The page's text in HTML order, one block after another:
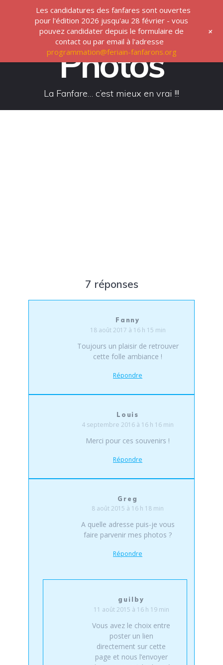
au
contenu
Photos
La Fanfare… c’est mieux en vrai !!!
7 réponses
Fanny
18 août 2017 à 16 h 15 min
Toujours un plaisir de retrouver
cette folle ambiance !
Répondre
Louis
4 septembre 2016 à 16 h 16 min
Merci pour ces souvenirs !
Répondre
Greg
8 août 2015 à 16 h 18 min
A quelle adresse puis-je vous
faire parvenir mes photos ?
Répondre
guilby
11 août 2015 à 16 h 19 min
Vous avez le choix entre
poster un lien
directement sur cette
page et nous l’envoyer
Les candidatures des fanfares sont ouvertes
pour l'édition 2026 jusqu'au 28 février - vous
pouvez candidater depuis le formulaire de
contact ou par email à l'adresse
programmation@feriain-fanfarons.org
+